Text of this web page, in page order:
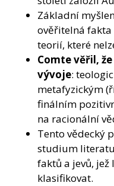
Základní
ověřitelná
teorií, které
Comte věřil,
vývoje:
metafyzickým
finálním
na racionální
Tento vědecký
studium
faktů a jevů,
klasifikovat.